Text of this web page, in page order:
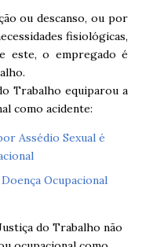
ou descanso, ou por
fisiológicas,
este, o empregado é
Trabalho equiparou a
como acidente:
Assédio Sexual é
Ocupacional
do Trabalho não